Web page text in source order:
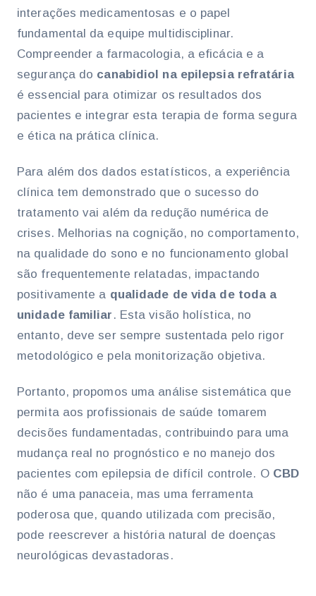
interações medicamentosas e o papel
fundamental da equipe multidisciplinar.
Compreender a farmacologia, a eficácia e a
segurança do canabidiol na epilepsia refratária
é essencial para otimizar os resultados dos
pacientes e integrar esta terapia de forma segura
e ética na prática clínica.
Para além dos dados estatísticos, a experiência
clínica tem demonstrado que o sucesso do
tratamento vai além da redução numérica de
crises. Melhorias na cognição, no comportamento,
na qualidade do sono e no funcionamento global
são frequentemente relatadas, impactando
positivamente a qualidade de vida de toda a
unidade familiar . Esta visão holística, no
entanto, deve ser sempre sustentada pelo rigor
metodológico e pela monitorização objetiva.
Portanto, propomos uma análise sistemática que
permita aos profissionais de saúde tomarem
decisões fundamentadas, contribuindo para uma
mudança real no prognóstico e no manejo dos
pacientes com epilepsia de difícil controle. O CBD
não é uma panaceia, mas uma ferramenta
poderosa que, quando utilizada com precisão,
pode reescrever a história natural de doenças
neurológicas devastadoras.